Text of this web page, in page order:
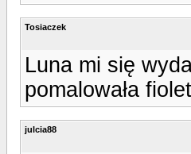
Tosiaczek
Luna mi się
pomalowała
julcia88